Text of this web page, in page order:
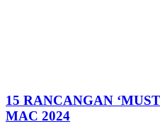
15 RANCANGAN
MAC 2024